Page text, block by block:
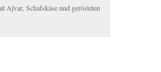
Ajvar, Schafskäse und gerösteten